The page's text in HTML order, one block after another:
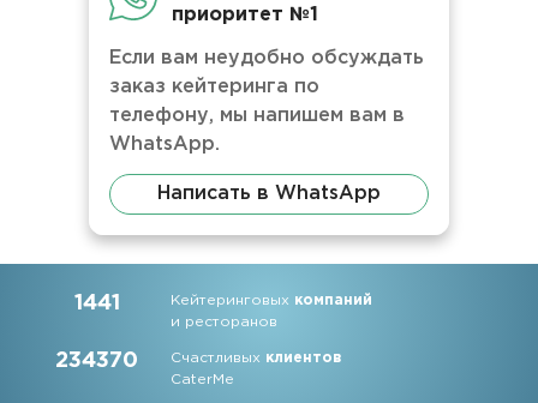
приоритет №1
Если вам неудобно обсуждать
заказ кейтеринга по
телефону, мы напишем вам в
WhatsApp.
Написать в WhatsApp
1441 Кейтеринговых компаний
и ресторанов
234370 Счастливых клиентов
CaterMe